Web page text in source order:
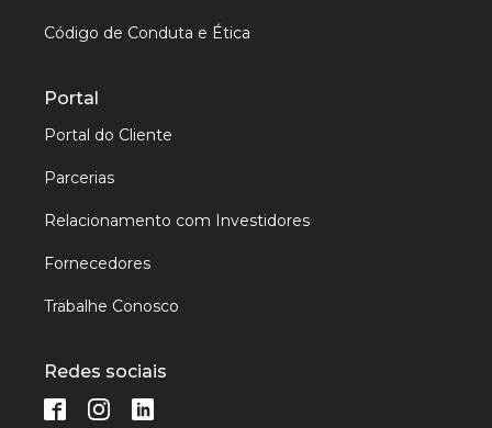
Código de Conduta e Ética
Portal
Portal do Cliente
Parcerias
Relacionamento com Investidores
Fornecedores
Trabalhe Conosco
Redes sociais